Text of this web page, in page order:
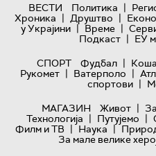
ВЕСТИ Политика |
Хроника | Друштво |
у Украјини | Време |
Подкаст | ЕУ
СПОРТ
Фудбал |
Рукомет | Ватерполо |
спортови |
МАГАЗИН
Живот |
Технологијa | Путујемо |
Филм и ТВ | Наука |
За мале велике